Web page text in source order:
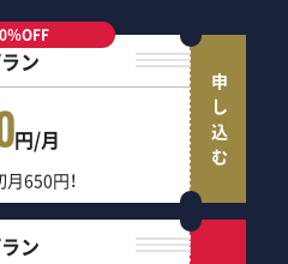
％OFF
ン
円/月
650円！
申し込む
ン